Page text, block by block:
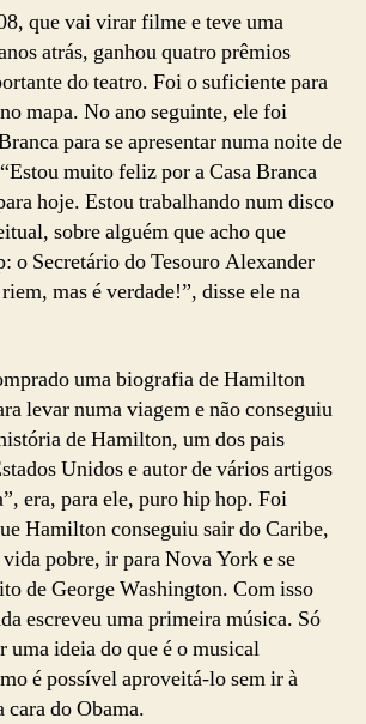
que vai virar filme e teve uma
atrás, ganhou quatro prêmios
do teatro. Foi o suficiente para
mapa. No ano seguinte, ele foi
para se apresentar numa noite de
muito feliz por a Casa Branca
hoje. Estou trabalhando num disco
sobre alguém que acho que
o Secretário do Tesouro Alexander
mas é verdade!”, disse ele na
uma biografia de Hamilton
levar numa viagem e não conseguiu
de Hamilton, um dos pais
Unidos e autor de vários artigos
era, para ele, puro hip hop. Foi
Hamilton conseguiu sair do Caribe,
pobre, ir para Nova York e se
de George Washington. Com isso
escreveu uma primeira música. Só
uma ideia do que é o musical
é possível aproveitá-lo sem ir à
cara do Obama.